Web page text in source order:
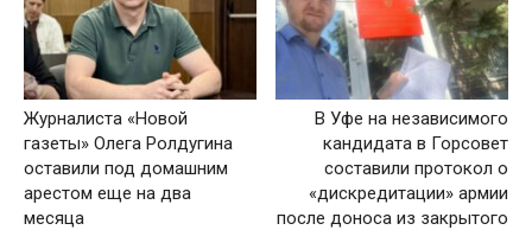
Журналиста «Новой
газеты» Олега Ролдугина
оставили под домашним
арестом еще на два
месяца
В Уфе на независимого
кандидата в Горсовет
составили протокол о
«дискредитации» армии
после доноса из закрытого